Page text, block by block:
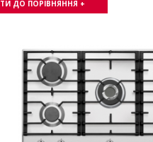
ДО ПОРІВНЯННЯ +